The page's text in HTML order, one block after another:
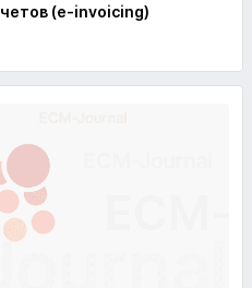
(e-invoicing)